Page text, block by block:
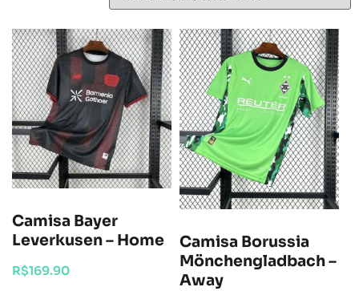
Camisa Bayer
Leverkusen – Home
R$169.90
Camisa Borussia
Mönchengladbach –
Away